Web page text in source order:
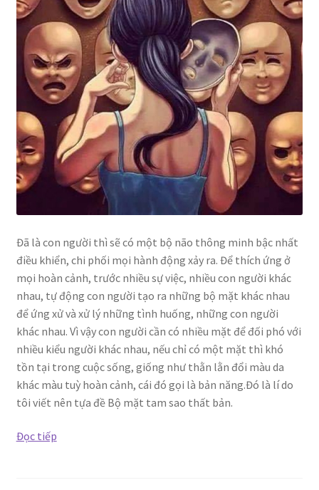
Đã là con người thì sẽ có một bộ não thông minh bậc nhất
điều khiển, chi phối mọi hành động xảy ra. Để thích ứng ở
mọi hoàn cảnh, trước nhiều sự việc, nhiều con người khác
nhau, tự động con người tạo ra những bộ mặt khác nhau
để ứng xử và xử lý những tình huống, những con người
khác nhau. Vì vậy con người cần có nhiều mặt để đối phó với
nhiều kiểu người khác nhau, nếu chỉ có một mặt thì khó
tồn tại trong cuộc sống, giống như thằn lằn đổi màu da
khác màu tuỳ hoàn cảnh, cái đó gọi là bản năng.Đó là lí do
tôi viết nên tựa đề Bộ mặt tam sao thất bản.
Đọc tiếpBộ